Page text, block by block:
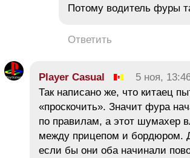
Потому водитель фуры
Ответить
Player Casual 5 ноя,
Так написано же, что китаец
«проскочить». Значит фура
по правилам, а этот шумахер
между прицепом и бордюром.
если бы они оба начинали